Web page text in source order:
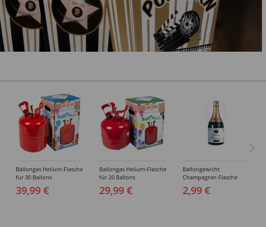
Ballongas Helium-Flasche
für 30 Ballons
39,99 €
Ballongas Helium-Flasche
für 20 Ballons
29,99 €
Ballongewicht
Champagner-Flasche
2,99 €